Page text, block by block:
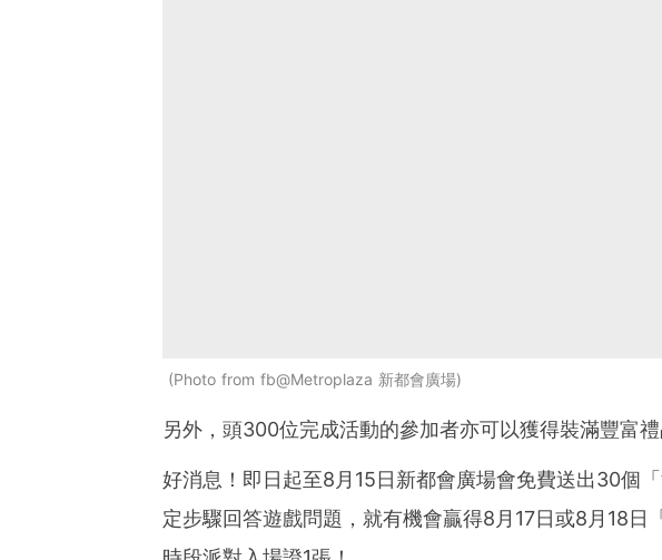
Photo from fb@Metroplaza 新都會廣場
另外，頭300位完成活動的參加者亦可以獲得裝滿豐富
好消息！即日起至8月15日新都會廣場會免費送出30個
定步驟回答遊戲問題，就有機會贏得8月17日或8月18